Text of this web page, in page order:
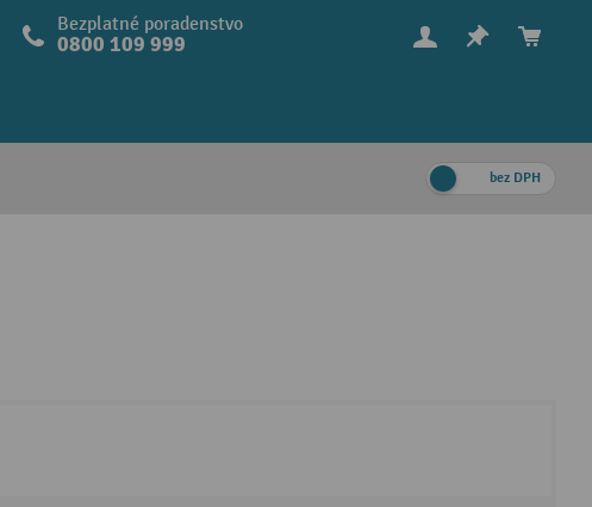
Bezplatné poradenstvo
0800 109 999
bez DPH